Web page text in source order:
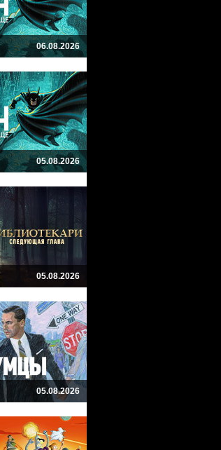
06.08.2026
05.08.2026
05.08.2026
05.08.2026